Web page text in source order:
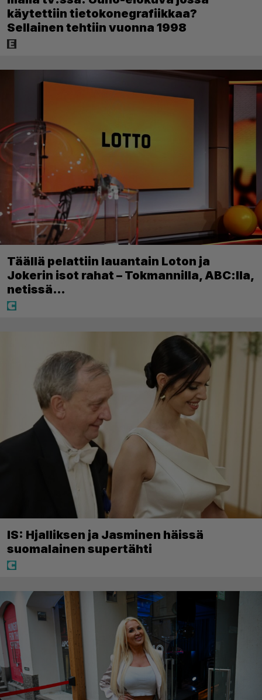
käytettiin tietokonegrafiikkaa?
Sellainen tehtiin vuonna 1998
Täällä pelattiin lauantain Loton ja
Jokerin isot rahat – Tokmannilla, ABC:lla,
netissä…
IS: Hjalliksen ja Jasminen häissä
suomalainen supertähti